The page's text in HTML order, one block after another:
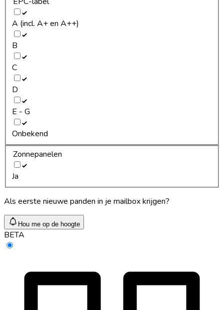
A (incl. A+ en A++)
B
C
D
E - G
Onbekend
Zonnepanelen
Ja
Als eerste nieuwe panden in je mailbox krijgen?
Hou me op de hoogte
BETA